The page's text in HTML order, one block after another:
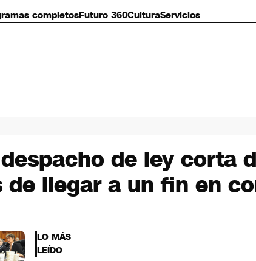
completosFuturo 360CulturaServicios
de ley corta
llegar a un fin en
LO MÁS
LEÍDO